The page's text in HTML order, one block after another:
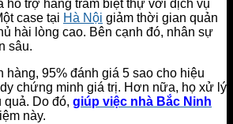
hỗ trợ hàng trăm biệt thự với dịch vụ
case tại Hà Nội giảm thời gian quản
hài lòng cao. Bên cạnh đó, nhân sự
sâu.
hàng, 95% đánh giá 5 sao cho hiệu
chứng minh giá trị. Hơn nữa, họ xử lý
quả. Do đó, giúp việc nhà Bắc Ninh
này.